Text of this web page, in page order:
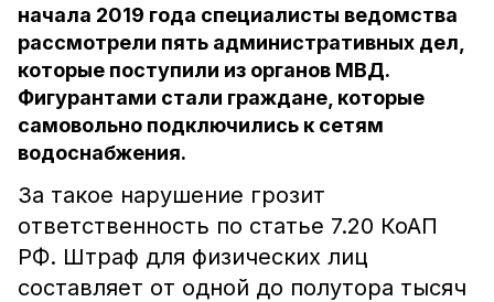
начала 2019 года специалисты ведомства
рассмотрели пять административных дел,
которые поступили из органов МВД.
Фигурантами стали граждане, которые
самовольно подключились к сетям
водоснабжения.
За такое нарушение грозит
ответственность по статье 7.20 КоАП
РФ. Штраф для физических лиц
составляет от одной до полутора тысяч